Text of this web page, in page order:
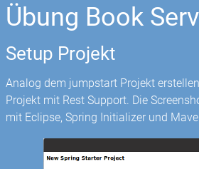
Übung Book
Setup Projekt
Analog dem jumpstart Projekt
Projekt mit Rest Support. Die
mit Eclipse, Spring Initializer und